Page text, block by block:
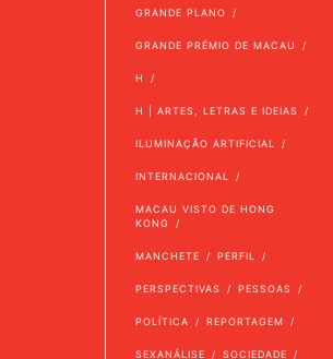
GRANDE PLANO
GRANDE PRÉMIO DE MACAU
H
H | ARTES, LETRAS E IDEIAS
ILUMINAÇÃO ARTIFICIAL
INTERNACIONAL
MACAU VISTO DE HONG
KONG
MANCHETE PERFIL
PERSPECTIVAS PESSOAS
POLÍTICA REPORTAGEM
SEXANÁLISE SOCIEDADE